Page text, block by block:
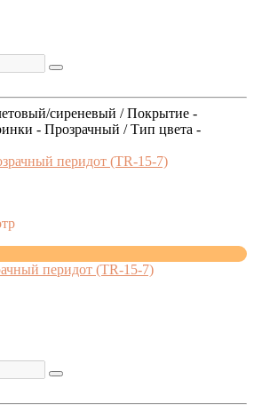
сиреневый / Покрытие -
- Прозрачный / Тип цвета -
перидот (TR-15-7)